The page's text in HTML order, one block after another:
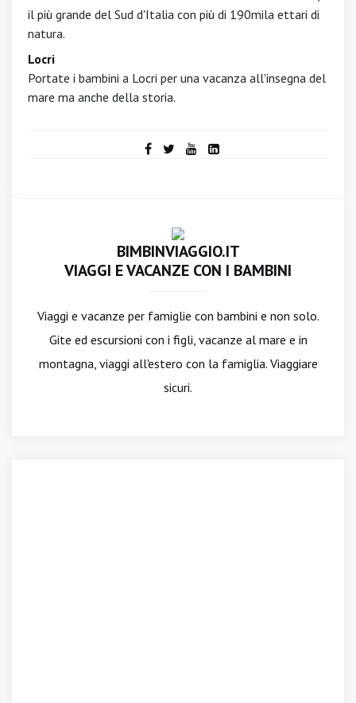
il più grande del Sud d'Italia con più di 190mila ettari di
natura.
Locri
Portate i bambini a Locri per una vacanza all'insegna del
mare ma anche della storia.
BIMBINVIAGGIO.IT
VIAGGI E VACANZE CON I BAMBINI
Viaggi e vacanze per famiglie con bambini e non solo.
Gite ed escursioni con i figli, vacanze al mare e in
montagna, viaggi all'estero con la famiglia. Viaggiare
sicuri.